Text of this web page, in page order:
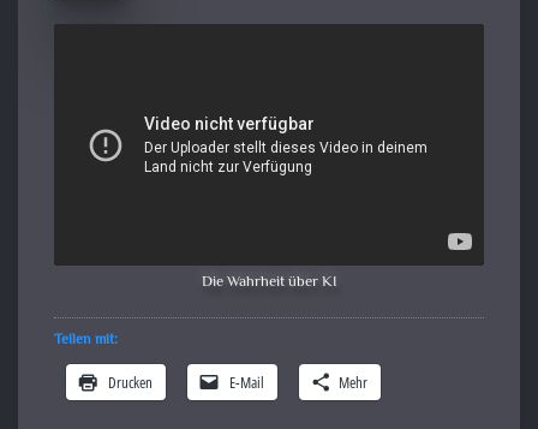
Die Wahrheit über KI
Teilen mit:
Drucken E-Mail Mehr